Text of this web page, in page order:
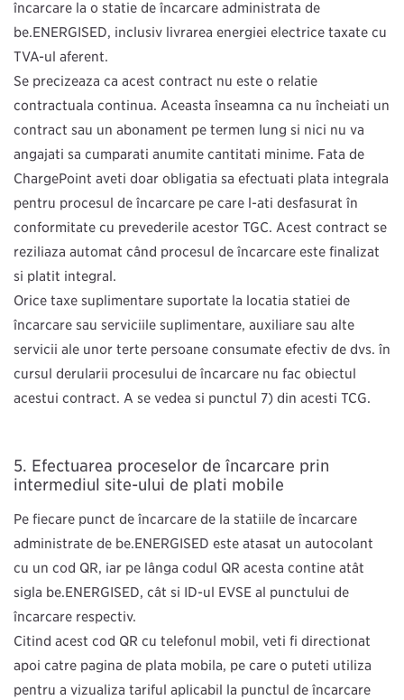
încărcare la o stație de încărcare administrată de
be.ENERGISED, inclusiv livrarea energiei electrice taxate cu
TVA-ul aferent.
Se precizează că acest contract nu este o relație
contractuală continuă. Aceasta înseamnă că nu încheiați un
contract sau un abonament pe termen lung și nici nu vă
angajați să cumpărați anumite cantități minime. Faţă de
ChargePoint aveţi doar obligaţia să efectuaţi plata integrală
pentru procesul de încărcare pe care l-ați desfășurat în
conformitate cu prevederile acestor TGC. Acest contract se
reziliază automat când procesul de încărcare este finalizat
și plătit integral.
Orice taxe suplimentare suportate la locația stației de
încărcare sau serviciile suplimentare, auxiliare sau alte
servicii ale unor terțe persoane consumate efectiv de dvs. în
cursul derulării procesului de încărcare nu fac obiectul
acestui contract. A se vedea și punctul 7) din acești TCG.
Efectuarea proceselor de încărcare prin
intermediul site-ului de plăți mobile
Pe fiecare punct de încărcare de la stațiile de încărcare
administrate de be.ENERGISED este atașat un autocolant
cu un cod QR, iar pe lângă codul QR acesta conține atât
sigla be.ENERGISED, cât și ID-ul EVSE al punctului de
încărcare respectiv.
Citind acest cod QR cu telefonul mobil, veți fi direcționat
apoi către pagina de plată mobilă, pe care o puteți utiliza
pentru a vizualiza tariful aplicabil la punctul de încărcare